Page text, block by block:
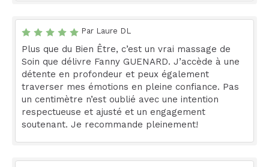
Par Laure DL
Plus que du Bien Être, c’est un vrai massage de
Soin que délivre Fanny GUENARD. J’accède à une
détente en profondeur et peux également
traverser mes émotions en pleine confiance. Pas
un centimètre n’est oublié avec une intention
respectueuse et ajusté et un engagement
soutenant. Je recommande pleinement!